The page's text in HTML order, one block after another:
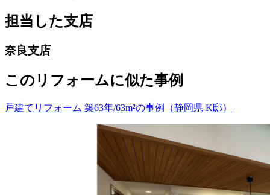
担当した支店
奈良支店
このリフォームに似た事例
戸建てリフォーム 築63年/63m²の事例（静岡県 K邸）